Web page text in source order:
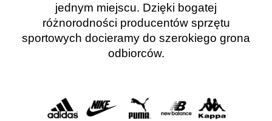
jednym miejscu. Dzięki bogatej
różnorodności producentów sprzętu
sportowych docieramy do szerokiego grona
odbiorców.